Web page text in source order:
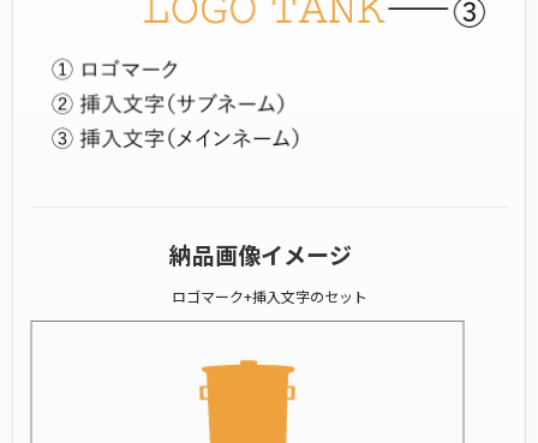
納品画像イメージ
ロゴマーク+挿入文字のセット